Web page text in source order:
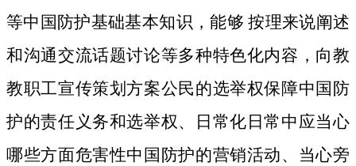
等中国防护基础基本知识，能够 按理来说阐述
和沟通交流话题讨论等多种特色化内容，向教
教职工宣传策划方案公民的选举权保障中国防
护的责任义务和选举权、日常化日常中应当心
哪些方面危害性中国防护的营销活动、当心旁